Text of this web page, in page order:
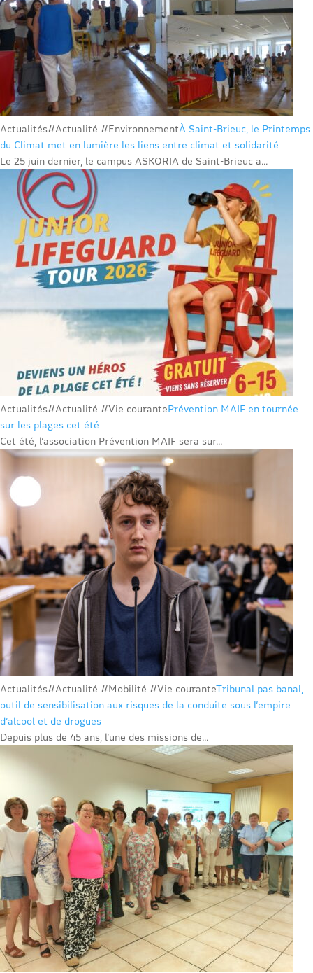
Actualités#Actualité #EnvironnementÀ Saint-Brieuc, le Printemps
du Climat met en lumière les liens entre climat et solidarité
Le 25 juin dernier, le campus ASKORIA de Saint-Brieuc a...
Actualités#Actualité #Vie courantePrévention MAIF en tournée
sur les plages cet été
Cet été, l’association Prévention MAIF sera sur...
Actualités#Actualité #Mobilité #Vie couranteTribunal pas banal,
outil de sensibilisation aux risques de la conduite sous l’empire
d’alcool et de drogues
Depuis plus de 45 ans, l’une des missions de...